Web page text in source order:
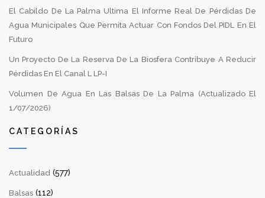
El Cabildo De La Palma Ultima El Informe Real De Pérdidas De
Agua Municipales Que Permita Actuar Con Fondos Del PIDL En El
Futuro
Un Proyecto De La Reserva De La Biosfera Contribuye A Reducir
Pérdidas En El Canal L LP-I
Volumen De Agua En Las Balsas De La Palma (Actualizado El
1/07/2026)
CATEGORÍAS
Actualidad (577)
Balsas (112)